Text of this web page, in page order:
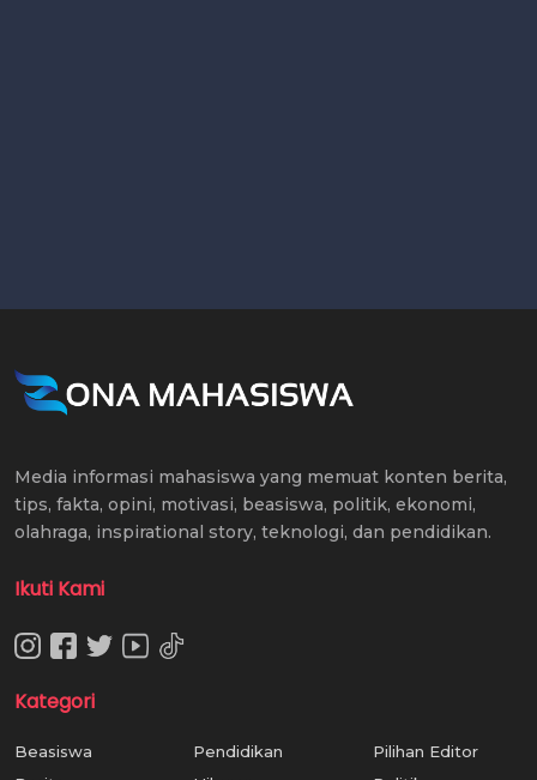
Media informasi mahasiswa yang memuat konten berita,
tips, fakta, opini, motivasi, beasiswa, politik, ekonomi,
olahraga, inspirational story, teknologi, dan pendidikan.
Ikuti Kami
Kategori
Beasiswa
Pendidikan
Pilihan Editor